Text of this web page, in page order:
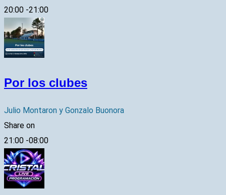
20:00 -21:00
Por los clubes
Julio Montaron y Gonzalo Buonora
Share on
21:00 -08:00